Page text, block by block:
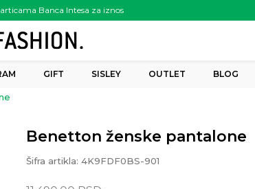
Banca Intesa za iznos
rsd
GIFT SISLEY OUTLET BLOG
Benetton ženske pantalone
Šifra artikla: 4K9FDF0BS-901